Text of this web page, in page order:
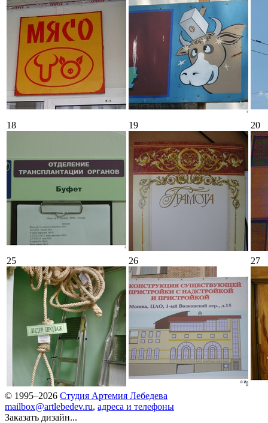
18 19 20
25 26 27
© 1995–2026 Студия Артемия Лебедева
mailbox@artlebedev.ru, адреса и телефоны
Заказать дизайн...